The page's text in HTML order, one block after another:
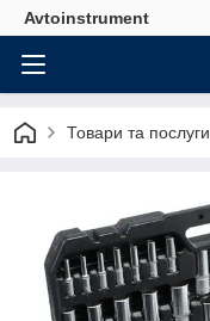
Avtoinstrument
Товари та послуги